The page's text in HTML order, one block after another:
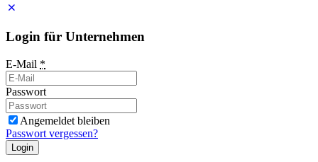
Login für Unternehmen
E-Mail *
Passwort
Angemeldet bleiben
Passwort vergessen?
Login